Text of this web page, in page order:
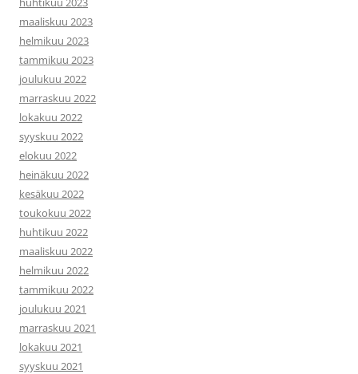
maaliskuu 2023
helmikuu 2023
tammikuu 2023
joulukuu 2022
marraskuu 2022
lokakuu 2022
syyskuu 2022
elokuu 2022
heinäkuu 2022
kesäkuu 2022
toukokuu 2022
huhtikuu 2022
maaliskuu 2022
helmikuu 2022
tammikuu 2022
joulukuu 2021
marraskuu 2021
lokakuu 2021
syyskuu 2021